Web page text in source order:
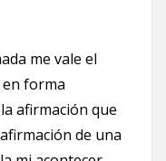
me vale el
en forma
afirmación que
de una